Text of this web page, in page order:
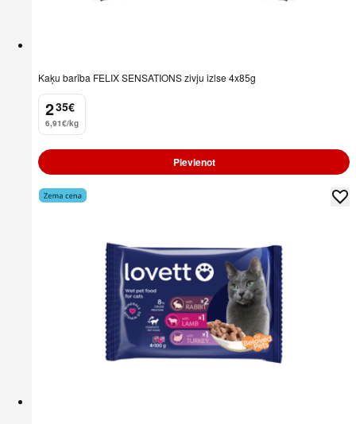
Kaķu barība FELIX SENSATIONS zivju izlse 4x85g
2
. 35€
6,91€/kg
Pievienot